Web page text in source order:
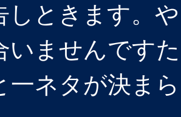
しときます。
いませんです
一ネタが決ま